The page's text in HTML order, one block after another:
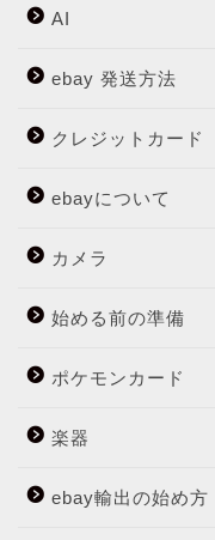
AI
ebay 発送方法
クレジットカード
ebayについて
カメラ
始める前の準備
ポケモンカード
楽器
ebay輸出の始め方